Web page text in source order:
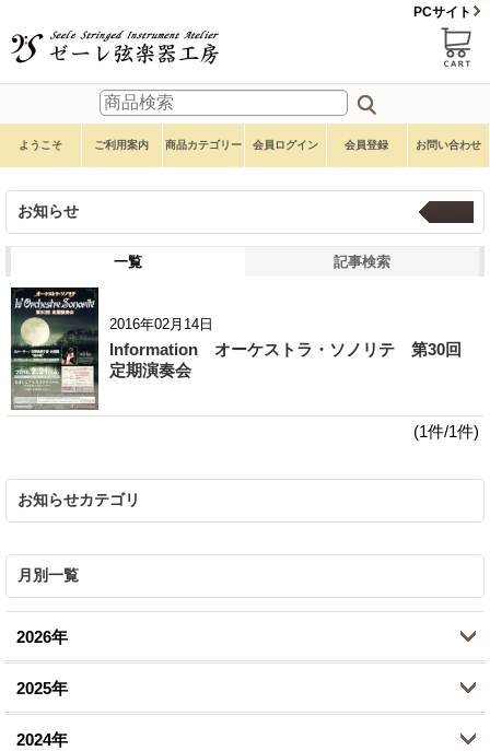
PCサイト
ようこそ ご利用案内 商品カテゴリー 会員ログイン 会員登録 お問い合わせ
お知らせ
一覧 記事検索
2016年02月14日
Information オーケストラ・ソノリテ 第30回
定期演奏会
(1件/1件)
お知らせカテゴリ
月別一覧
2026年
6月 (5)
2025年
2024年